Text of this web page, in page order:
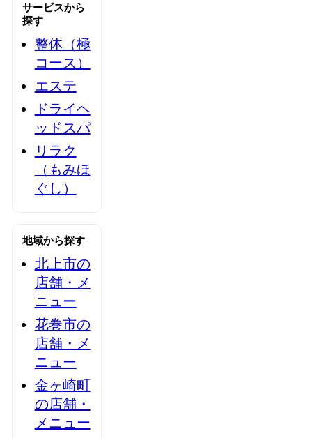
サービスから
探す
整体（極
コース）
エステ
ドライヘ
ッドスパ
リラク
（もみほ
ぐし）
地域から探す
北上市の
店舗・メ
ニュー
花巻市の
店舗・メ
ニュー
金ヶ崎町
の店舗・
メニュー